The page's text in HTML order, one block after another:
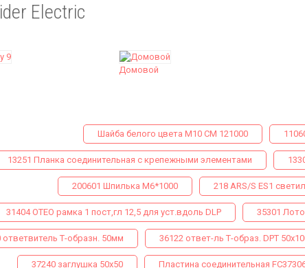
Electric
Домовой
Шайба белого цвета М10 СМ 121000
13251 Планка соединительная с крепежными элементами
200601 Шпилька М6*1000 218 ARS/S ES1
31404 ОТЕО рамка 1 пост,гл 12,5 для уст.вдоль DLP 35301
ответвитель Т-образн. 50мм 36122 ответ-ль Т-образ. DPТ
37240 заглушка 50х50 Пластина соединительная